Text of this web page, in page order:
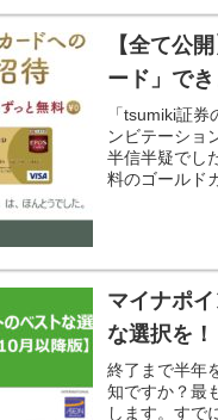
【全て公
ード」で
「tsumiki証
ンビテーショ
半信半疑でし
料のゴールド
マイナポ
な選択を！
終了まで半年
知ですか？最
します。すで